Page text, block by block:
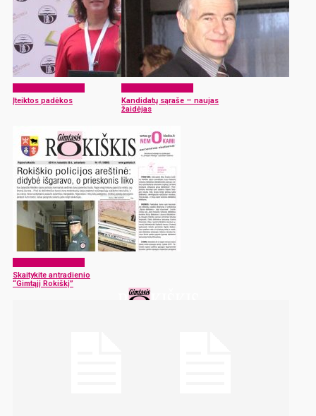
Įteiktos padėkos
Kandidatų sąraše – naujas
žaidėjas
Skaitykite antradienio
“Gimtąjį Rokiškį”